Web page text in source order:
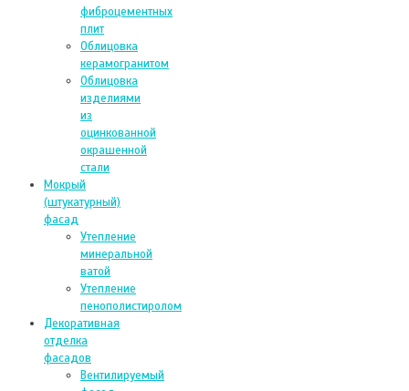
фиброцементных
плит
Облицовка
керамогранитом
Облицовка
изделиями
из
оцинкованной
окрашенной
стали
Мокрый
(штукатурный)
фасад
Утепление
минеральной
ватой
Утепление
пенополистиролом
Декоративная
отделка
фасадов
Вентилируемый